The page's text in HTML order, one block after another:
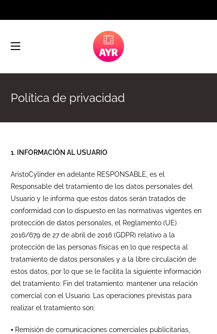
Política de privacidad
1. INFORMACIÓN AL USUARIO
AristoCylinder en adelante RESPONSABLE, es el
Responsable del tratamiento de los datos personales del
Usuario y le informa que estos datos serán tratados de
conformidad con lo dispuesto en las normativas vigentes en
protección de datos personales, el Reglamento (UE)
2016/679 de 27 de abril de 2016 (GDPR) relativo a la
protección de las personas físicas en lo que respecta al
tratamiento de datos personales y a la libre circulación de
estos datos, por lo que se le facilita la siguiente información
del tratamiento: Fin del tratamiento: mantener una relación
comercial con el Usuario. Las operaciones previstas para
realizar el tratamiento son:
⦁ Remisión de comunicaciones comerciales publicitarias,